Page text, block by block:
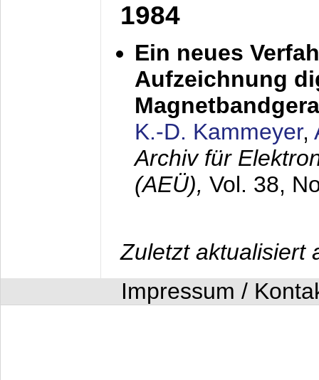
1984
Ein neues
Aufzeichnung
K.-D. Kammeyer,
Archiv für
(AEÜ), Vol. 38,
Zuletzt aktualisiert
Impressum /